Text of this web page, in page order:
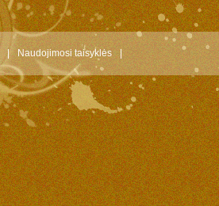
| Naudojimosi taisyklės |